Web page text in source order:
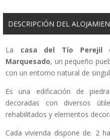
DESCRIPCIÓN DEL
La casa del Tío Perejil
Marquesado, un pequeño
con un entorno natural de
Es una edificación de
decoradas con diversos
rehabilitados y elementos
Cada vivienda dispone de. 2